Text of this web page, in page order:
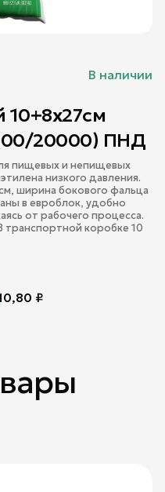
В наличии
20000) ПНД
пищевых и непищевых
низкого давления.
ширина бокового фальца
в евроблок, удобно
от рабочего процесса.
транспортной коробке 10
₽